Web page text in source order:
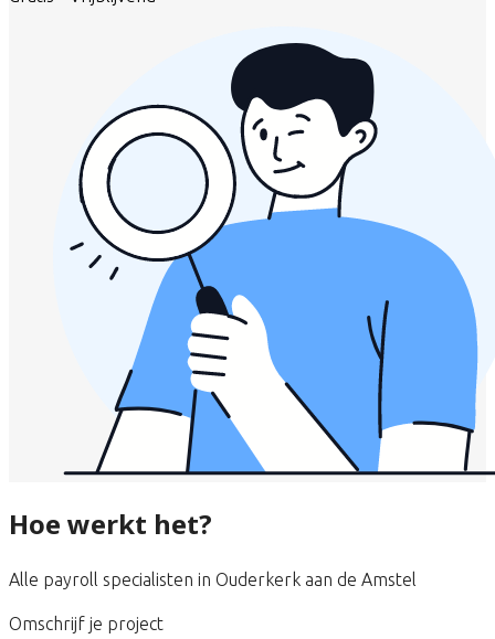
Hoe werkt het?
Alle payroll specialisten in Ouderkerk aan de Amstel
Omschrijf je project